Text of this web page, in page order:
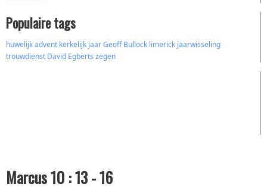
Populaire tags
huwelijkadvent kerkelijk jaarGeoff Bullock limerick jaarwisseling
trouwdienst David Egberts zegen
Marcus 10 : 13 - 16